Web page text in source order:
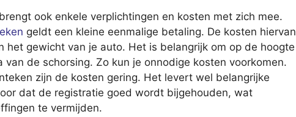
ook enkele verplichtingen en kosten met zich mee.
geldt een kleine eenmalige betaling. De kosten hiervan
het gewicht van je auto. Het is belangrijk om op de hoogte
de schorsing. Zo kun je onnodige kosten voorkomen.
zijn de kosten gering. Het levert wel belangrijke
dat de registratie goed wordt bijgehouden, wat
te vermijden.